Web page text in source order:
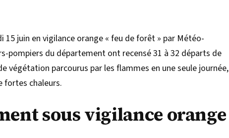
15 juin en vigilance orange « feu de forêt » par Météo-
pompiers du département ont recensé 31 à 32 départs de
végétation parcourus par les flammes en une seule journée,
fortes chaleurs.
sous vigilance orange